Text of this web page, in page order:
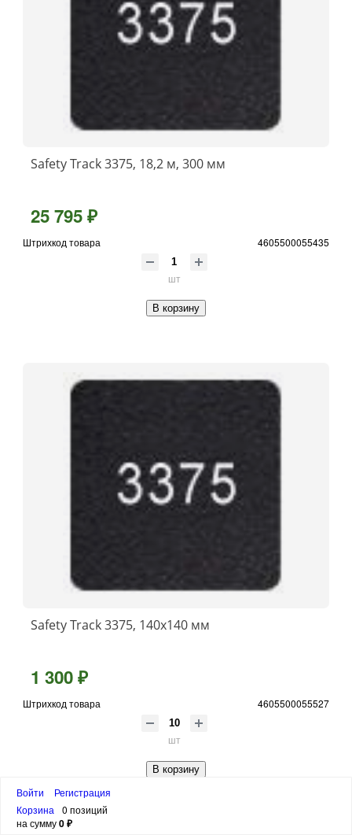
Safety Track 3375, 18,2 м, 300 мм
25 795 ₽
Штрихкод товара 4605500055435
шт
В корзину
Safety Track 3375, 140x140 мм
1 300 ₽
Штрихкод товара 4605500055527
шт
В корзину
Войти
Регистрация
Корзина
0 позиций
на сумму0 ₽